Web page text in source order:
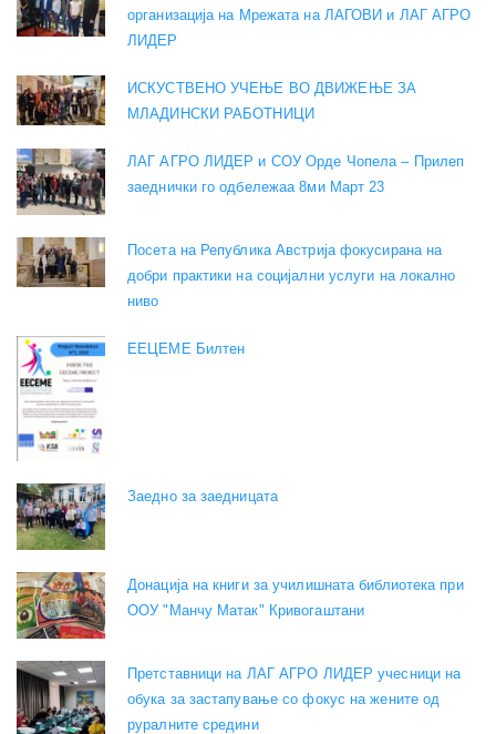
организација на Мрежата на ЛАГОВИ и ЛАГ АГРО
ЛИДЕР
ИСКУСТВЕНО УЧЕЊЕ ВО ДВИЖЕЊЕ ЗА
МЛАДИНСКИ РАБОТНИЦИ
ЛАГ АГРО ЛИДЕР и СОУ Орде Чопела – Прилеп
заеднички го одбележаа 8ми Март 23
Посета на Република Австрија фокусирана на
добри практики на социјални услуги на локално
ниво
EEЦЕМЕ Билтен
Заедно за заедницата
Донација на книги за училишната библиотека при
ООУ "Манчу Матак" Кривогаштани
Претставници на ЛАГ АГРО ЛИДЕР учесници на
обука за застапување со фокус на жените од
руралните средини